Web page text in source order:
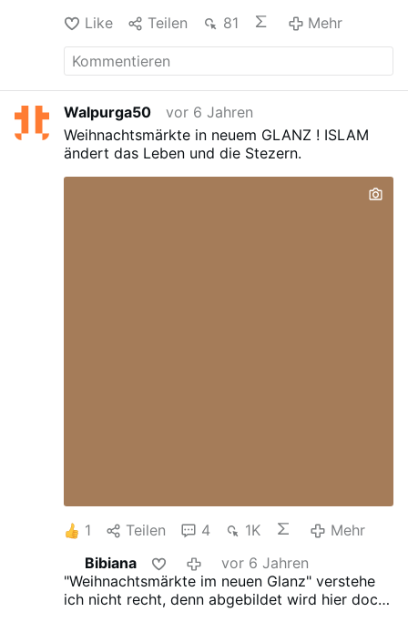
Like Teilen 81 Mehr
Walpurga50
vor 6 Jahren
Weihnachtsmärkte in neuem GLANZ ! ISLAM
ändert das Leben und die Stezern.
1 Teilen 4 1K
Mehr
Bibiana
vor 6 Jahren
"Weihnachtsmärkte im neuen Glanz" verstehe
ich nicht recht, denn abgebildet wird hier doch